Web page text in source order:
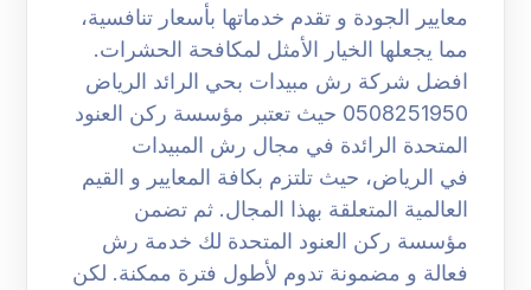
معايير الجودة و تقدم خدماتها بأسعار تنافسية،
مما يجعلها الخيار الأمثل لمكافحة الحشرات.
افضل شركة رش مبيدات بحي الرائد الرياض
0508251950 حيث تعتبر مؤسسة ركن العنود
المتحدة الرائدة في مجال رش المبيدات
في الرياض، حيث تلتزم بكافة المعايير و القيم
العالمية المتعلقة بهذا المجال. ثم تضمن
مؤسسة ركن العنود المتحدة لك خدمة رش
فعالة و مضمونة تدوم لأطول فترة ممكنة. لكن